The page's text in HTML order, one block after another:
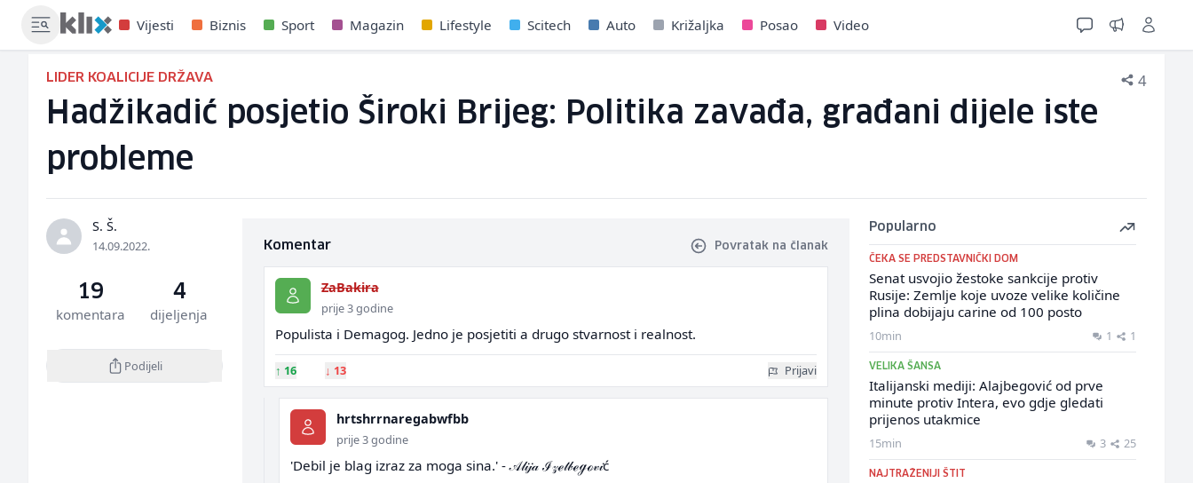
Vijesti Biznis Sport Magazin Lifestyle Scitech Auto Križaljka Posao Video
LIDER KOALICIJE DRŽAVA 4
Hadžikadić posjetio Široki Brijeg: Politika zavađa, građani dijele iste
probleme
S. Š.
14.09.2022.
19
komentara
4
dijeljenja
Podijeli
Komentar Povratak na članak
ZaBakira
prije 3 godine
Populista i Demagog. Jedno je posjetiti a drugo stvarnost i realnost.
↑ 16 ↓ 13 Prijavi
hrtshrrnaregabwfbb
prije 3 godine
'Debil je blag izraz za moga sina.' - 𝒜𝓁𝒾𝒿𝒶 ℐ𝓏ℯ𝓉𝒷ℯℊℴ𝓋𝒾ć
Popularno
ČEKA SE PREDSTAVNIČKI DOM
Senat usvojio žestoke sankcije protiv
Rusije: Zemlje koje uvoze velike količine
plina dobijaju carine od 100 posto
10min 1 1
VELIKA ŠANSA
Italijanski mediji: Alajbegović od prve
minute protiv Intera, evo gdje gledati
prijenos utakmice
15min 3 25
NAJTRAŽENIJI ŠTIT